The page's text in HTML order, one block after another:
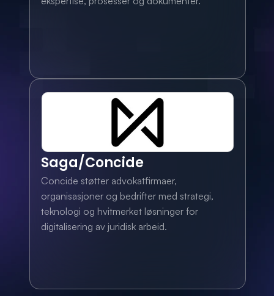
Saga/Concide
Concide støtter advokatfirmaer,
organisasjoner og bedrifter med strategi,
teknologi og hvitmerket løsninger for
digitalisering av juridisk arbeid.